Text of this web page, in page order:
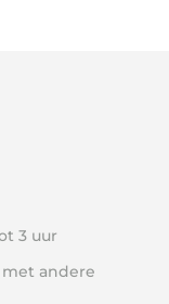
3 uur
andere